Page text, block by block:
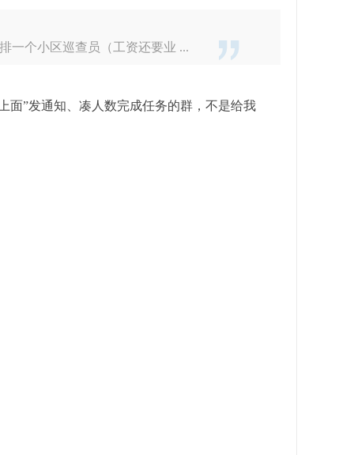
一个小区巡查员（工资还要业 ...
面”发通知、凑人数完成任务的群，不是给我